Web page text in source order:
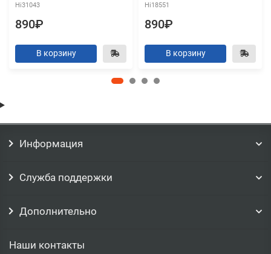
Hi31043
890₽
В корзину
Hi18551
890₽
В корзину
Информация
Служба поддержки
Дополнительно
Наши контакты